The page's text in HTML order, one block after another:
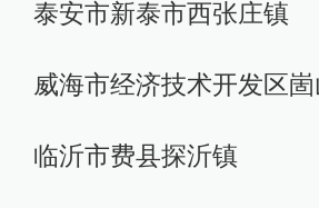
泰安市新泰市西张庄镇
威海市经济技术开发区
临沂市费县探沂镇